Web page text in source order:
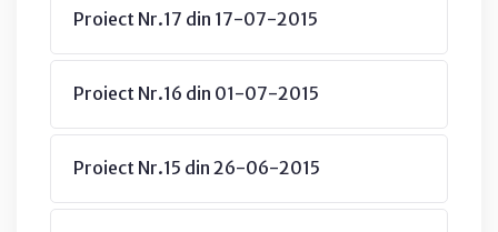
Proiect Nr.17 din 17-07-2015
Proiect Nr.16 din 01-07-2015
Proiect Nr.15 din 26-06-2015